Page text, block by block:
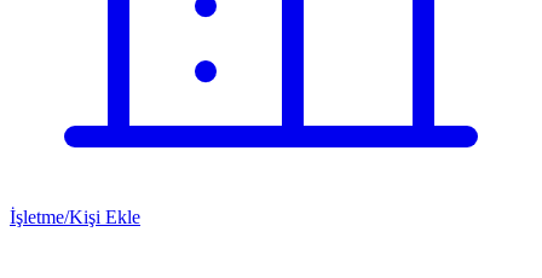
İşletme/Kişi Ekle